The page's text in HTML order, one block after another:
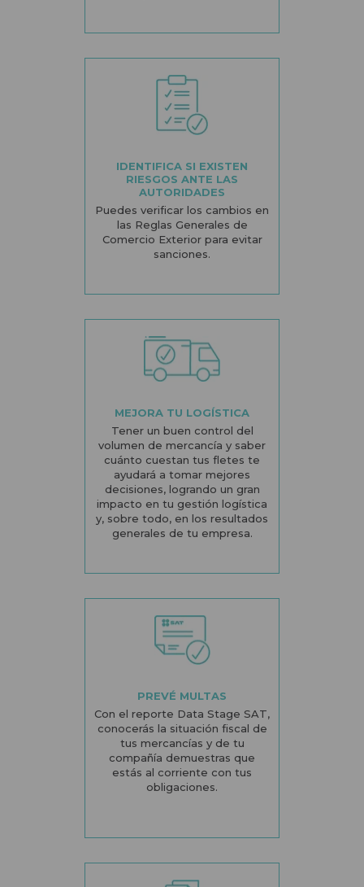
IDENTIFICA SI EXISTEN
RIESGOS ANTE LAS
AUTORIDADES
Puedes verificar los cambios en
las Reglas Generales de
Comercio Exterior para evitar
sanciones.
MEJORA TU LOGÍSTICA
Tener un buen control del
volumen de mercancía y saber
cuánto cuestan tus fletes te
ayudará a tomar mejores
decisiones, logrando un gran
impacto en tu gestión logística
y, sobre todo, en los resultados
generales de tu empresa.
PREVÉ MULTAS
Con el reporte Data Stage SAT,
conocerás la situación fiscal de
tus mercancías y de tu
compañía demuestras que
estás al corriente con tus
obligaciones.